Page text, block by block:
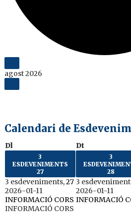
agost 2026
Calendari de
DlDilluns DtDimarts
3
ESDEVENIMENTS
27
3 esdeveniments,27
2026-01-11
INFORMACIÓ CORS
INFORMACIÓ CORS
3
28
3
2026-01-11
INFORMACIÓ